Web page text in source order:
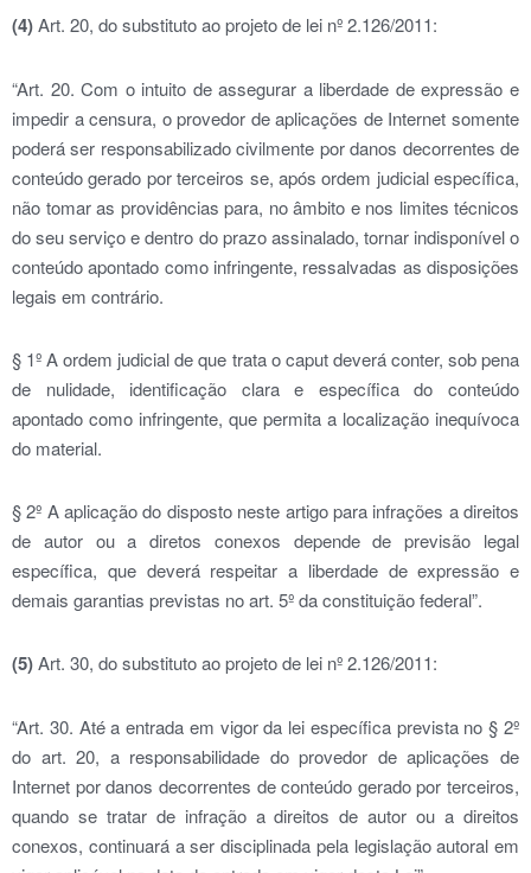
(4)Art. 20, do substituto ao projeto de lei nº 2.126/2011:
“Art. 20. Com o intuito de assegurar a liberdade de expressão e
impedir a censura, o provedor de aplicações de Internet somente
poderá ser responsabilizado civilmente por danos decorrentes de
conteúdo gerado por terceiros se, após ordem judicial específica,
não tomar as providências para, no âmbito e nos limites técnicos
do seu serviço e dentro do prazo assinalado, tornar indisponível o
conteúdo apontado como infringente, ressalvadas as disposições
legais em contrário.
§ 1º A ordem judicial de que trata o caput deverá conter, sob pena
de nulidade, identificação clara e específica do conteúdo
apontado como infringente, que permita a localização inequívoca
do material.
§ 2º A aplicação do disposto neste artigo para infrações a direitos
de autor ou a diretos conexos depende de previsão legal
específica, que deverá respeitar a liberdade de expressão e
demais garantias previstas no art. 5º da constituição federal”.
(5)Art. 30, do substituto ao projeto de lei nº 2.126/2011:
“Art. 30. Até a entrada em vigor da lei específica prevista no § 2º
do art. 20, a responsabilidade do provedor de aplicações de
Internet por danos decorrentes de conteúdo gerado por terceiros,
quando se tratar de infração a direitos de autor ou a direitos
conexos, continuará a ser disciplinada pela legislação autoral em